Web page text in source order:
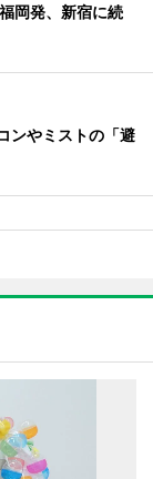
岡発、新宿に続
ンやミストの「避